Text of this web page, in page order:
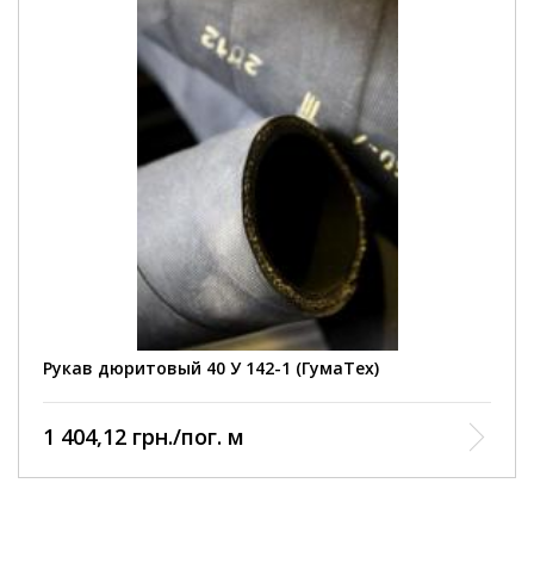
Рукав дюритовый 40 У 142-1 (ГумаТех)
1 404,12 грн./пог. м